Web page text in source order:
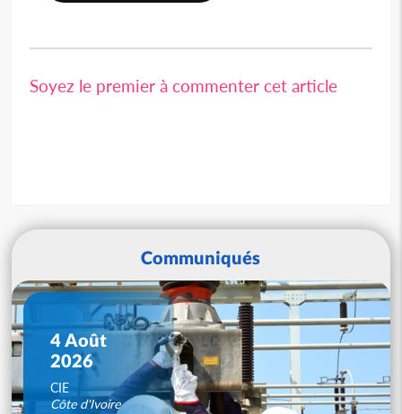
Soyez le premier à commenter cet article
Communiqués
4 Août
2026
CIE
Côte d'Ivoire